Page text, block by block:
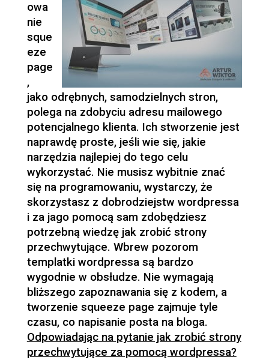
owa
nie
sque
eze
page
,
jako odrębnych, samodzielnych stron,
polega na zdobyciu adresu mailowego
potencjalnego klienta. Ich stworzenie jest
naprawdę proste, jeśli wie się, jakie
narzędzia najlepiej do tego celu
wykorzystać. Nie musisz wybitnie znać
się na programowaniu, wystarczy, że
skorzystasz z dobrodziejstw wordpressa
i za jago pomocą sam zdobędziesz
potrzebną wiedzę jak zrobić strony
przechwytujące. Wbrew pozorom
templatki wordpressa są bardzo
wygodnie w obsłudze. Nie wymagają
bliższego zapoznawania się z kodem, a
tworzenie squeeze page zajmuje tyle
czasu, co napisanie posta na bloga.
Odpowiadając na pytanie jak zrobić strony
przechwytujące za pomocą wordpressa?